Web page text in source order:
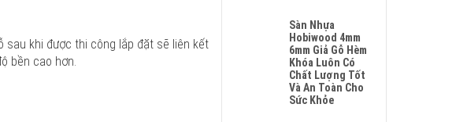
sau khi được thi công lắp đặt sẽ liên kết
bền cao hơn.
Và
Giá
Sửa
Chữa
Hợp
Lý
Có
Bình
Luận
Ở
Sửa
Sàn
Nhựa
Sàn Nhựa
Hobiwood 4mm
6mm Giả Gỗ Hèm
Khóa Luôn Có
Chất Lượng Tốt
Và An Toàn Cho
Sức Khỏe